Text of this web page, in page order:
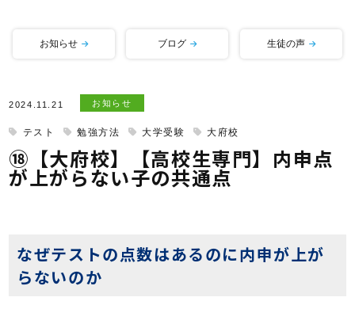
お知らせ ブログ 生徒の声
2024.11.21 お知らせ
テスト 勉強方法 大学受験 大府校
⑱【大府校】【高校生専門】内申点
が上がらない子の共通点
なぜテストの点数はあるのに内申が上が
らないのか